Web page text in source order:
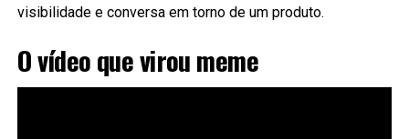
visibilidade e conversa em torno de um produto.
O vídeo que virou meme